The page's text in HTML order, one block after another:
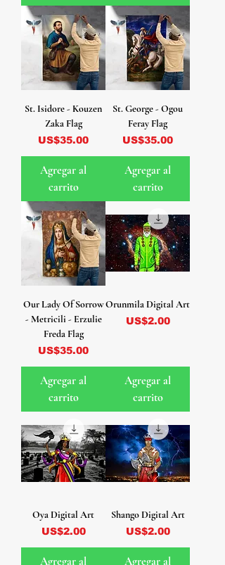
St. Isidore - Kouzen
Zaka Flag
Precio
US$35.00
Agregar al
carrito
St. George - Ogou
Feray Flag
Precio
US$35.00
Agregar al
carrito
Our Lady Of Sorrow
- Metricili - Erzulie
Freda Flag
Precio
US$35.00
Agregar al
carrito
Orunmila Digital Art
Precio
US$2.00
Agregar al
carrito
Oya Digital Art
Precio
US$2.00
Agregar al
Shango Digital Art
Precio
US$2.00
Agregar al